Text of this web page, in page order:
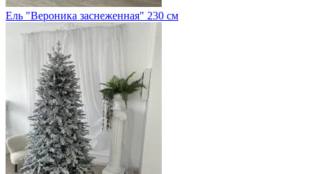
Ель "Вероника заснеженная" 230 см